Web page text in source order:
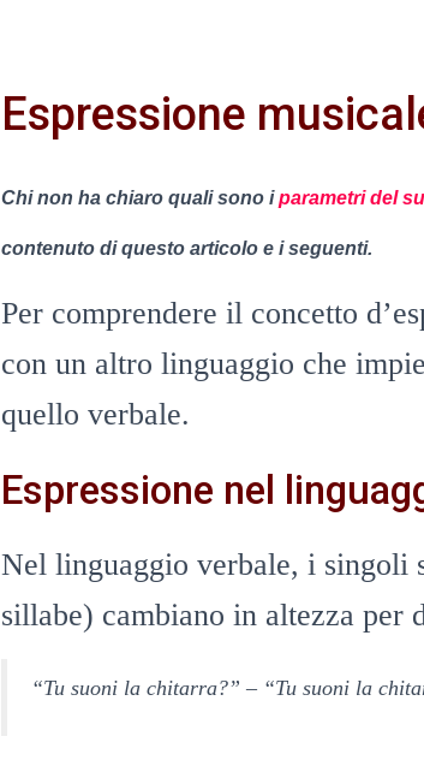
Espressione
Chi non ha chiaro quali sono iparametri del
contenuto di questo articolo e i seguenti.
Per comprendere il concetto
con un altro linguaggio che
quello verbale.
Espressione nel
Nel linguaggio verbale, i singoli
sillabe) cambiano in altezza per
“Tu suoni la chitarra?” – “Tu suoni la